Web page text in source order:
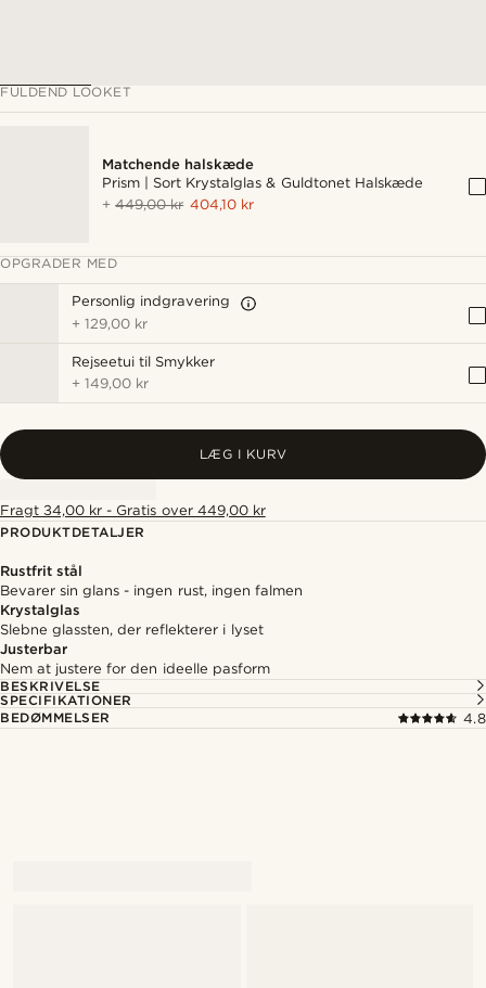
FULDEND LOOKET
Matchende halskæde
Prism | Sort Krystalglas & Guldtonet Halskæde
+449,00 kr 404,10 kr
OPGRADER MED
Personlig indgravering
+129,00 kr
Rejseetui til Smykker
+149,00 kr
LÆG I KURV
Fragt 34,00 kr - Gratis over 449,00 kr
PRODUKTDETALJER
Rustfrit stål
Bevarer sin glans - ingen rust, ingen falmen
Krystalglas
Slebne glassten, der reflekterer i lyset
Justerbar
Nem at justere for den ideelle pasform
BESKRIVELSE
SPECIFIKATIONER
BEDØMMELSER
4.8